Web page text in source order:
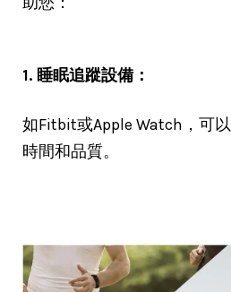
1. 睡眠追蹤設備：
如Fitbit或Apple Watch，可
時間和品質。